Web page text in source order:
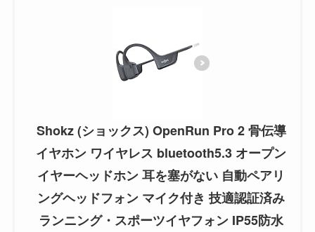
Shokz (ショックス) OpenRun Pro 2 骨伝導
イヤホン ワイヤレス bluetooth5.3 オープン
イヤーヘッドホン 耳を塞がない 自動ペアリ
ングヘッドフォン マイク付き 技適認証済み
ランニング・スポーツイヤフォン IP55防水